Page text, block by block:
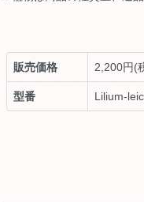
販売価格 2,200円(
型番 Lilium-